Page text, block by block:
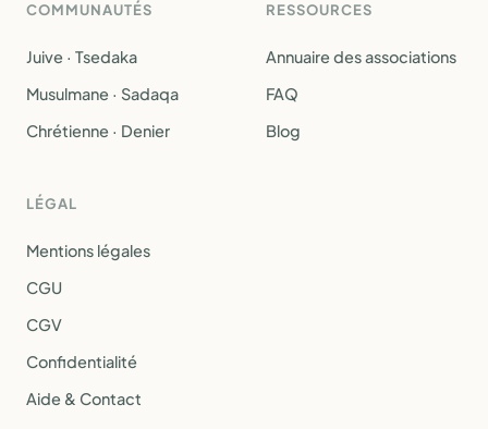
COMMUNAUTÉS
Juive · Tsedaka
Musulmane · Sadaqa
Chrétienne · Denier
RESSOURCES
Annuaire des associations
FAQ
Blog
LÉGAL
Mentions légales
CGU
CGV
Confidentialité
Aide & Contact